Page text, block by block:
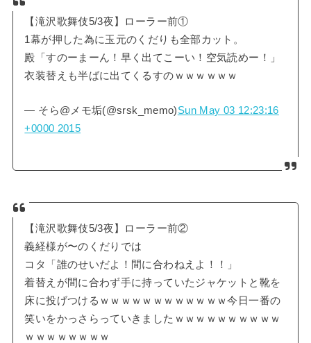
【滝沢歌舞伎5/3夜】ローラー前①
1幕が押した為に玉元のくだりも全部カット。
殿「すのーまーん！早く出てこーい！空気読めー！」
衣装替えも半ばに出てくるすのｗｗｗｗｗｗ
— そら@メモ垢(@srsk_memo)Sun May 03 12:23:16
+0000 2015
【滝沢歌舞伎5/3夜】ローラー前②
義経様が〜のくだりでは
コタ「誰のせいだよ！間に合わねえよ！！」
着替えが間に合わず手に持っていたジャケットと靴を
床に投げつけるｗｗｗｗｗｗｗｗｗｗｗｗ今日一番の
笑いをかっさらっていきましたｗｗｗｗｗｗｗｗｗｗ
ｗｗｗｗｗｗｗｗ